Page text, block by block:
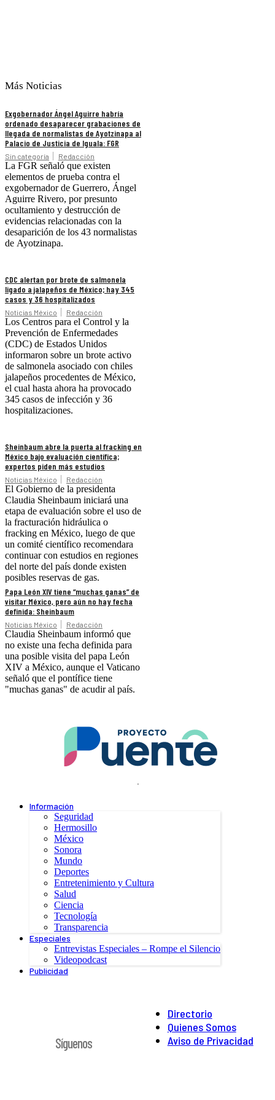
Más Noticias
Exgobernador Ángel Aguirre habría
ordenado desaparecer grabaciones de
llegada de normalistas de Ayotzinapa al
Palacio de Justicia de Iguala: FGR
Sin categoría Redacción
La FGR señaló que existen
elementos de prueba contra el
exgobernador de Guerrero, Ángel
Aguirre Rivero, por presunto
ocultamiento y destrucción de
evidencias relacionadas con la
desaparición de los 43 normalistas
de Ayotzinapa.
CDC alertan por brote de salmonela
ligado a jalapeños de México; hay 345
casos y 36 hospitalizados
Noticias México Redacción
Los Centros para el Control y la
Prevención de Enfermedades
(CDC) de Estados Unidos
informaron sobre un brote activo
de salmonela asociado con chiles
jalapeños procedentes de México,
el cual hasta ahora ha provocado
345 casos de infección y 36
hospitalizaciones.
Sheinbaum abre la puerta al fracking en
México bajo evaluación científica;
expertos piden más estudios
Noticias México Redacción
El Gobierno de la presidenta
Claudia Sheinbaum iniciará una
etapa de evaluación sobre el uso de
la fracturación hidráulica o
fracking en México, luego de que
un comité científico recomendara
continuar con estudios en regiones
del norte del país donde existen
posibles reservas de gas.
Papa León XIV tiene “muchas ganas” de
visitar México, pero aún no hay fecha
definida: Sheinbaum
Noticias México Redacción
Claudia Sheinbaum informó que
no existe una fecha definida para
una posible visita del papa León
XIV a México, aunque el Vaticano
señaló que el pontífice tiene
"muchas ganas" de acudir al país.
.
Información
Seguridad
Hermosillo
México
Sonora
Mundo
Deportes
Entretenimiento y Cultura
Salud
Ciencia
Tecnología
Transparencia
Especiales
Entrevistas Especiales – Rompe el Silencio
Videopodcast
Publicidad
Directorio
Quienes Somos
Aviso de Privacidad
Síguenos